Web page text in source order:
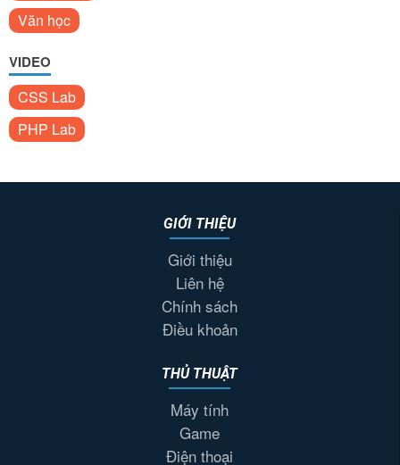
Văn học
VIDEO
CSS Lab
PHP Lab
GIỚI THIỆU
Giới thiệu
Liên hệ
Chính sách
Điều khoản
THỦ THUẬT
Máy tính
Game
Điện thoại